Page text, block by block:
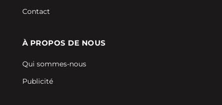
Contact
À PROPOS DE NOUS
Qui sommes-nous
Publicité